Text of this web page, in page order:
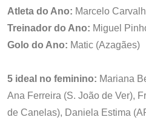
Atleta do Ano: Marcelo
Treinador do Ano: Miguel
Golo do Ano: Matic (Azagães)
5 ideal no feminino: Mariana
Ana Ferreira (S. João de Ver),
de Canelas), Daniela Estima